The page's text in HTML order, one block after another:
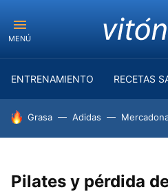
MENÚ
ENTRENAMIENTO RECETAS
HOY SE HABLA DE
Grasa Adidas
Pilates y pérdida